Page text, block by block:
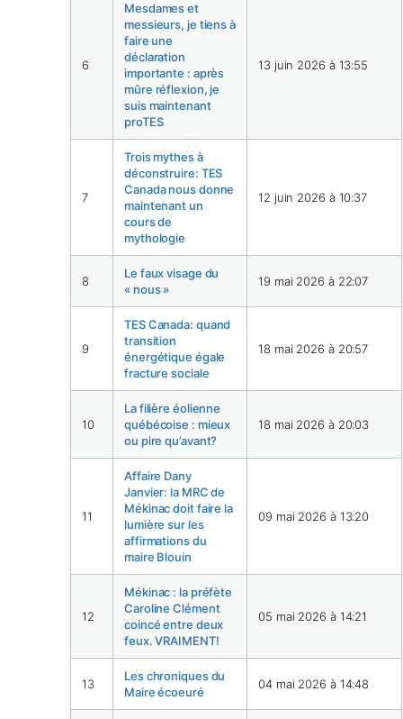
6
Mesdames et
messieurs, je tiens à
faire une
déclaration
importante : après
mûre réflexion, je
suis maintenant
proTES
13 juin 2026 à 13:55
7
Trois mythes à
déconstruire: TES
Canada nous donne
maintenant un
cours de
mythologie
12 juin 2026 à 10:37
8
Le faux visage du
« nous »
19 mai 2026 à 22:07
9
TES Canada: quand
transition
énergétique égale
fracture sociale
18 mai 2026 à 20:57
10
La filière éolienne
québécoise : mieux
ou pire qu’avant?
18 mai 2026 à 20:03
11
Affaire Dany
Janvier: la MRC de
Mékinac doit faire la
lumière sur les
affirmations du
maire Blouin
09 mai 2026 à 13:20
12
Mékinac : la préfète
Caroline Clément
coincé entre deux
feux. VRAIMENT!
05 mai 2026 à 14:21
13
Les chroniques du
Maire écoeuré
04 mai 2026 à 14:48